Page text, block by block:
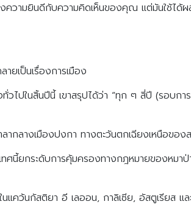
งความยินดีกับความคิดเห็นของคุณ แต่มันใช้ไ
ยเป็นเรื่องการเมือง
วไปในสิ้นปีนี้ เขาสรุปได้ว่า “ทุก ๆ สี่ปี (รอบก
ลางเมืองปงกา ทางตะวันตกเฉียงเหนือของ
ศนี้ยกระดับการคุ้มครองทางกฎหมายของหมา
ว้นกัสติยา อี เลออน, กาลิเซีย, อัสตูเรียส แล